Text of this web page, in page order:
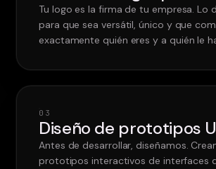
Tu logo es la firma de tu empresa. Lo
para que sea versátil, único y que
exactamente quién eres y a quién le
0 3
Diseño de prototipos
Antes de desarrollar, diseñamos.
prototipos interactivos de interfaces